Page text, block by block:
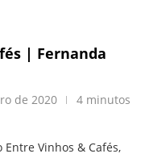
| Fernanda
de 2020
4 minutos
Vinhos & Cafés,